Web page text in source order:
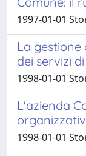
1997-01-01
La gestione
dei servizi
1998-01-01
L'azienda
1998-01-01